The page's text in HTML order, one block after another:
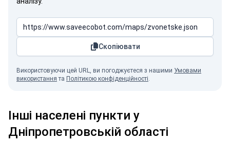
Скопіювати
Використовуючи цей URL, ви погоджуєтеся з нашими Умовами
використання та Політикою конфіденційності.
Інші населені пункти у
Дніпропетровській області